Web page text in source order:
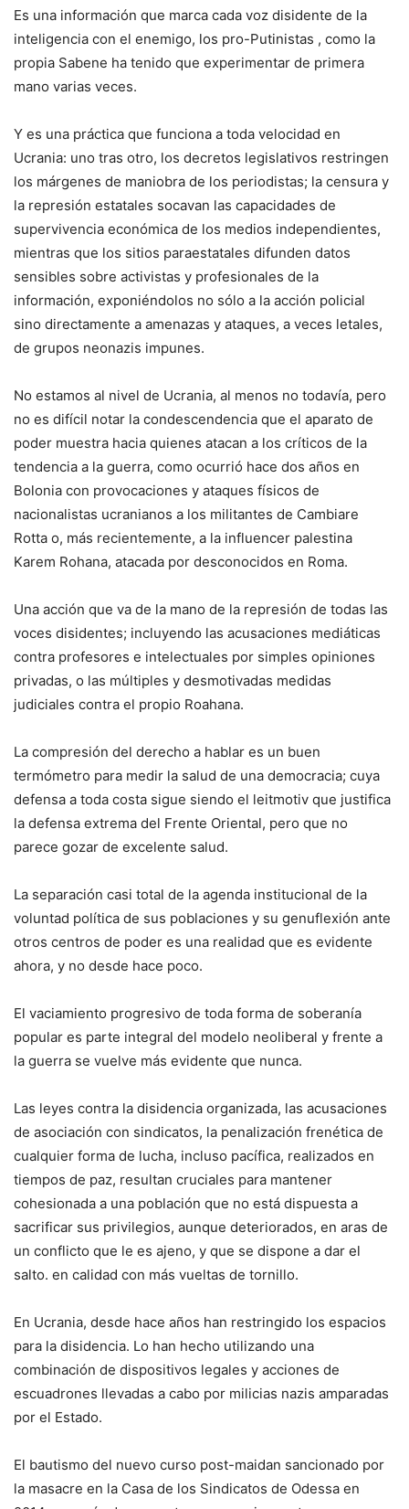
Es una información que marca cada voz disidente de la
inteligencia con el enemigo, los pro-Putinistas , como la
propia Sabene ha tenido que experimentar de primera
mano varias veces.
Y es una práctica que funciona a toda velocidad en
Ucrania: uno tras otro, los decretos legislativos restringen
los márgenes de maniobra de los periodistas; la censura y
la represión estatales socavan las capacidades de
supervivencia económica de los medios independientes,
mientras que los sitios paraestatales difunden datos
sensibles sobre activistas y profesionales de la
información, exponiéndolos no sólo a la acción policial
sino directamente a amenazas y ataques, a veces letales,
de grupos neonazis impunes.
No estamos al nivel de Ucrania, al menos no todavía, pero
no es difícil notar la condescendencia que el aparato de
poder muestra hacia quienes atacan a los críticos de la
tendencia a la guerra, como ocurrió hace dos años en
Bolonia con provocaciones y ataques físicos de
nacionalistas ucranianos a los militantes de Cambiare
Rotta o, más recientemente, a la influencer palestina
Karem Rohana, atacada por desconocidos en Roma.
Una acción que va de la mano de la represión de todas las
voces disidentes; incluyendo las acusaciones mediáticas
contra profesores e intelectuales por simples opiniones
privadas, o las múltiples y desmotivadas medidas
judiciales contra el propio Roahana.
La compresión del derecho a hablar es un buen
termómetro para medir la salud de una democracia; cuya
defensa a toda costa sigue siendo el leitmotiv que justifica
la defensa extrema del Frente Oriental, pero que no
parece gozar de excelente salud.
La separación casi total de la agenda institucional de la
voluntad política de sus poblaciones y su genuflexión ante
otros centros de poder es una realidad que es evidente
ahora, y no desde hace poco.
El vaciamiento progresivo de toda forma de soberanía
popular es parte integral del modelo neoliberal y frente a
la guerra se vuelve más evidente que nunca.
Las leyes contra la disidencia organizada, las acusaciones
de asociación con sindicatos, la penalización frenética de
cualquier forma de lucha, incluso pacífica, realizados en
tiempos de paz, resultan cruciales para mantener
cohesionada a una población que no está dispuesta a
sacrificar sus privilegios, aunque deteriorados, en aras de
un conflicto que le es ajeno, y que se dispone a dar el
salto. en calidad con más vueltas de tornillo.
En Ucrania, desde hace años han restringido los espacios
para la disidencia. Lo han hecho utilizando una
combinación de dispositivos legales y acciones de
escuadrones llevadas a cabo por milicias nazis amparadas
por el Estado.
El bautismo del nuevo curso post-maidan sancionado por
la masacre en la Casa de los Sindicatos de Odessa en